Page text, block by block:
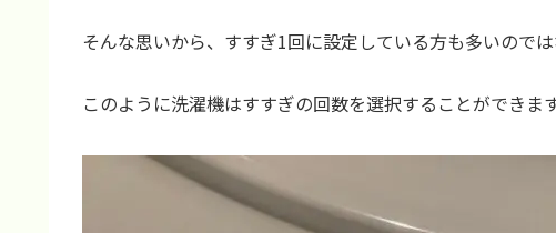
そんな思いから、すすぎ1回に設定している方も多いのでは
このように洗濯機はすすぎの回数を選択することができま